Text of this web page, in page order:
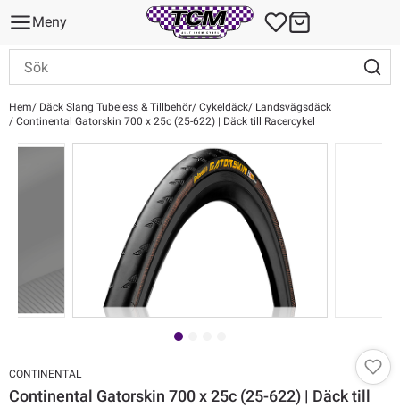
Meny
Hem Däck Slang Tubeless & Tillbehör Cykeldäck
Landsvägsdäck
Continental Gatorskin 700 x 25c (25-622) | Däck till Racercykel
CONTINENTAL
Continental Gatorskin 700 x 25c (25-622) | Däck till